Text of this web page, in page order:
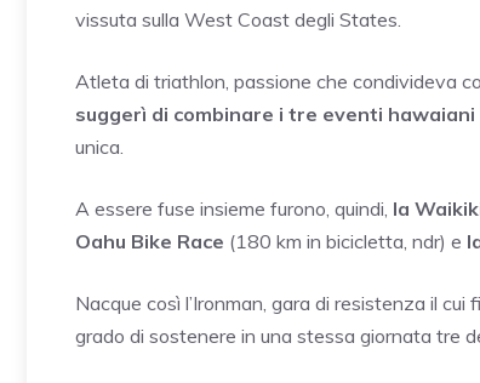
vissuta sulla West Coast degli States.
Atleta di triathlon, passione che condivideva
suggerì di combinare i tre eventi hawaiani
unica.
A essere fuse insieme furono, quindi, la
Oahu Bike Race (180 km in bicicletta, ndr) e
Nacque così l’Ironman, gara di resistenza il cui
grado di sostenere in una stessa giornata tre